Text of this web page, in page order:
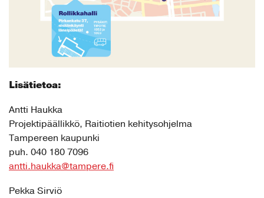
Lisätietoa:
Antti Haukka
Projektipäällikkö, Raitiotien kehitysohjelma
Tampereen kaupunki
puh. 040 180 7096
antti.haukka@tampere.fi
Pekka Sirviö